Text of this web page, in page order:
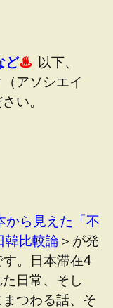
ど♨ 以下、
アソシエイ
い。
から見えた「不
韓比較論 ＞が発
。日本滞在4
日常、そし
つわる話、そ